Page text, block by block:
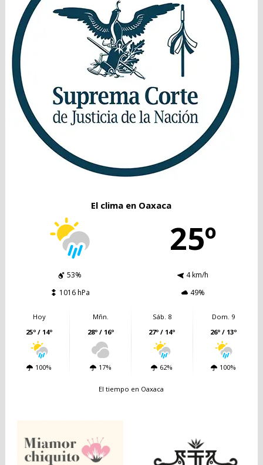
El clima en Oaxaca
25º
53%
4 km/h
1016 hPa
49%
Hoy
25º / 14º
100%
Mñn.
28º / 16º
17%
Sáb. 8
27º / 14º
62%
Dom. 9
26º / 13º
100%
El tiempo en Oaxaca